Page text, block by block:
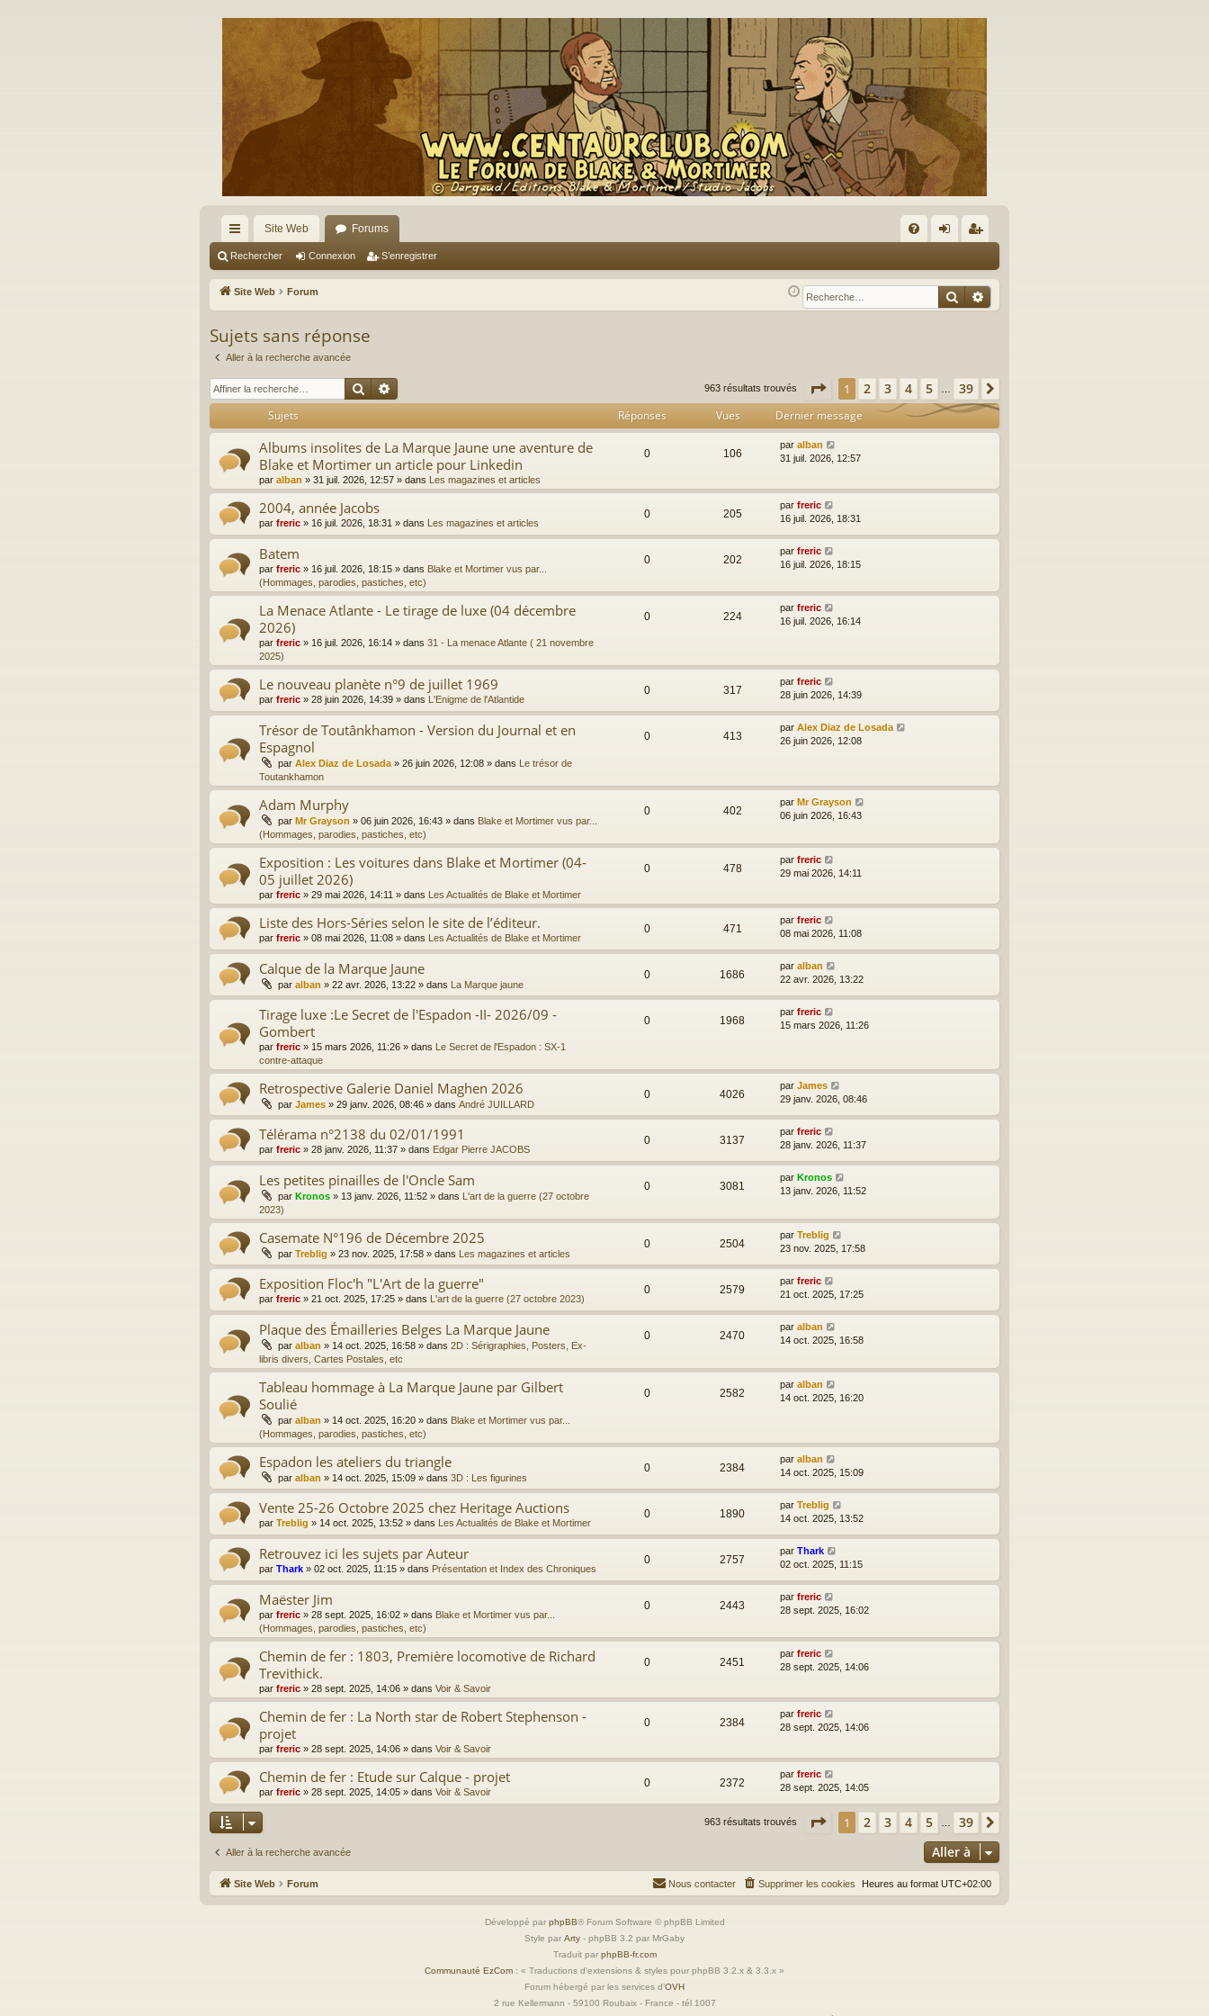
cc
ès
ra
pi
de
Site Web Forums
Q ne
xi
nr
eg
Rechercher Connexion S’enregistrer
Site Web Forum Rechercher
Recherche avancée
Sujets sans réponse
Aller à la recherche avancée
Rechercher 963 résultats trouvés Page 1sur 39
1 2 3 4 5 … 39
Sujets Réponses Vues Dernier message
Albums insolites de La Marque Jaune une aventure de
Blake et Mortimer un article pour Linkedin
par alban » 31 juil. 2026, 12:57 » dans Les magazines et articles
0 106
par alban
31 juil. 2026, 12:57
2004, année Jacobs
par freric » 16 juil. 2026, 18:31 » dans Les magazines et articles
0 205
par freric
16 juil. 2026, 18:31
Batem
par freric » 16 juil. 2026, 18:15 » dans Blake et Mortimer vus par...
(Hommages, parodies, pastiches, etc)
0 202
par freric
16 juil. 2026, 18:15
La Menace Atlante - Le tirage de luxe (04 décembre
2026)
par freric » 16 juil. 2026, 16:14 » dans 31 - La menace Atlante ( 21 novembre
2025)
0 224
par freric
16 juil. 2026, 16:14
Le nouveau planète n°9 de juillet 1969
par freric » 28 juin 2026, 14:39 » dans L'Enigme de l'Atlantide
0 317
par freric
28 juin 2026, 14:39
Trésor de Toutânkhamon - Version du Journal et en
Espagnol
par Alex Diaz de Losada» 26 juin 2026, 12:08 » dans Le trésor de
Toutankhamon
0 413
par Alex Diaz de Losada
26 juin 2026, 12:08
Adam Murphy
par Mr Grayson » 06 juin 2026, 16:43 » dans Blake et Mortimer vus par...
(Hommages, parodies, pastiches, etc)
0 402
par Mr Grayson
06 juin 2026, 16:43
Exposition : Les voitures dans Blake et Mortimer (04-
05 juillet 2026)
par freric » 29 mai 2026, 14:11 » dans Les Actualités de Blake et Mortimer
0 478
par freric
29 mai 2026, 14:11
Liste des Hors-Séries selon le site de l’éditeur.
par freric » 08 mai 2026, 11:08 » dans Les Actualités de Blake et Mortimer
0 471
par freric
08 mai 2026, 11:08
Calque de la Marque Jaune
par alban » 22 avr. 2026, 13:22 » dans La Marque jaune
0 1686
par alban
22 avr. 2026, 13:22
Tirage luxe :Le Secret de l'Espadon -II- 2026/09 -
Gombert
par freric » 15 mars 2026, 11:26 » dans Le Secret de l'Espadon : SX-1
contre-attaque
0 1968
par freric
15 mars 2026, 11:26
Retrospective Galerie Daniel Maghen 2026
par James » 29 janv. 2026, 08:46 » dans André JUILLARD
0 4026
par James
29 janv. 2026, 08:46
Télérama n°2138 du 02/01/1991
par freric » 28 janv. 2026, 11:37 » dans Edgar Pierre JACOBS
0 3137
par freric
28 janv. 2026, 11:37
Les petites pinailles de l'Oncle Sam
par Kronos » 13 janv. 2026, 11:52 » dans L'art de la guerre (27 octobre
2023)
0 3081
par Kronos
13 janv. 2026, 11:52
Casemate N°196 de Décembre 2025
par Treblig » 23 nov. 2025, 17:58 » dans Les magazines et articles
0 2504
par Treblig
23 nov. 2025, 17:58
Exposition Floc'h "L'Art de la guerre"
par freric » 21 oct. 2025, 17:25 » dans L'art de la guerre (27 octobre 2023)
0 2579
par freric
21 oct. 2025, 17:25
Plaque des Émailleries Belges La Marque Jaune
par alban » 14 oct. 2025, 16:58 » dans 2D : Sérigraphies, Posters, Ex-
libris divers, Cartes Postales, etc
0 2470
par alban
14 oct. 2025, 16:58
Tableau hommage à La Marque Jaune par Gilbert
Soulié
par alban » 14 oct. 2025, 16:20 » dans Blake et Mortimer vus par...
(Hommages, parodies, pastiches, etc)
0 2582
par alban
14 oct. 2025, 16:20
Espadon les ateliers du triangle
par alban » 14 oct. 2025, 15:09 » dans 3D : Les figurines
0 2384
par alban
14 oct. 2025, 15:09
Vente 25-26 Octobre 2025 chez Heritage Auctions
par Treblig » 14 oct. 2025, 13:52 » dans Les Actualités de Blake et Mortimer
0 1890
par Treblig
14 oct. 2025, 13:52
Retrouvez ici les sujets par Auteur
par Thark » 02 oct. 2025, 11:15 » dans Présentation et Index des Chroniques
0 2757
par Thark
02 oct. 2025, 11:15
Maëster Jim
par freric » 28 sept. 2025, 16:02 » dans Blake et Mortimer vus par...
(Hommages, parodies, pastiches, etc)
0 2443
par freric
28 sept. 2025, 16:02
Chemin de fer : 1803, Première locomotive de Richard
Trevithick.
par freric » 28 sept. 2025, 14:06 » dans Voir & Savoir
0 2451
par freric
28 sept. 2025, 14:06
Chemin de fer : La North star de Robert Stephenson -
projet
par freric » 28 sept. 2025, 14:06 » dans Voir & Savoir
0 2384
par freric
28 sept. 2025, 14:06
Chemin de fer : Etude sur Calque - projet
par freric » 28 sept. 2025, 14:05 » dans Voir & Savoir
0 2372
par freric
28 sept. 2025, 14:05
963 résultats trouvés Page 1sur 39
1 2 3 4 5 … 39
Aller à la recherche avancée Aller à
Site Web Forum Heures au format UTC+02:00
Supprimer les cookies
Nous contacter
Développé par phpBB® Forum Software © phpBB Limited
Style par Arty - phpBB 3.2 par MrGaby
Traduit par phpBB-fr.com
Communauté EzCom : « Traductions d'extensions & styles pour phpBB 3.2.x & 3.3.x »
Forum hébergé par les services d’OVH
2 rue Kellermann - 59100 Roubaix - France - tél 1007